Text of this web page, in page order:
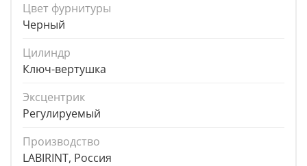
Цвет фурнитуры
Черный
Цилиндр
Ключ-вертушка
Эксцентрик
Регулируемый
Производство
LABIRINT, Россия